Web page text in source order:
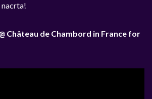
Château de Chambord in France for